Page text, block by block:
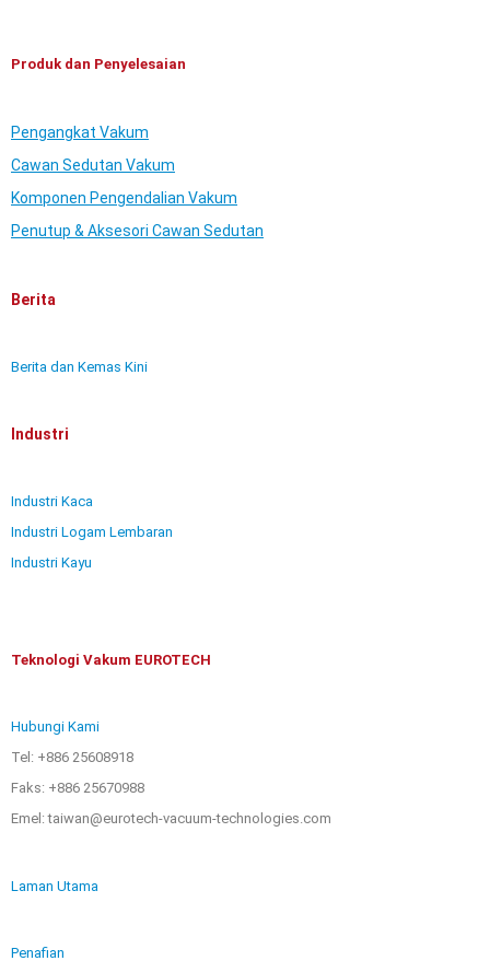
Produk dan Penyelesaian
Pengangkat Vakum
Cawan Sedutan Vakum
Komponen Pengendalian Vakum
Penutup & Aksesori Cawan Sedutan
Berita
Berita dan Kemas Kini
Industri
Industri Kaca
Industri Logam Lembaran
Industri Kayu
Teknologi Vakum EUROTECH
Hubungi Kami
Tel: +886 25608918
Faks: +886 25670988
Emel: taiwan@eurotech-vacuum-technologies.com
Laman Utama
Penafian